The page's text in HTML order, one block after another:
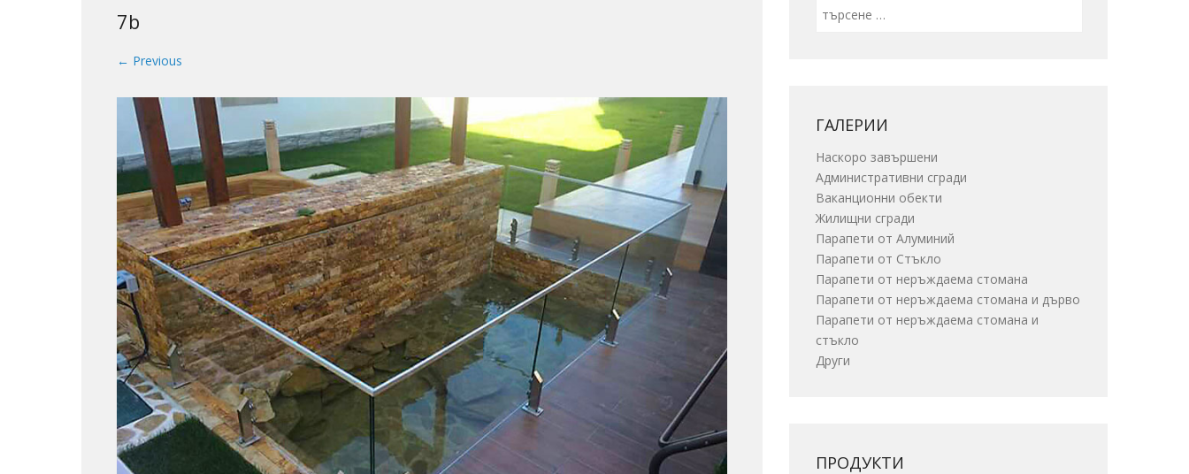
7b
← Previous
ГАЛЕРИИ
Наскоро завършени
Административни сгради
Ваканционни обекти
Жилищни сгради
Парапети от Алуминий
Парапети от Стъкло
Парапети от неръждаема стомана
Парапети от неръждаема стомана и дърво
Парапети от неръждаема стомана и
стъкло
Други
ПРОДУКТИ